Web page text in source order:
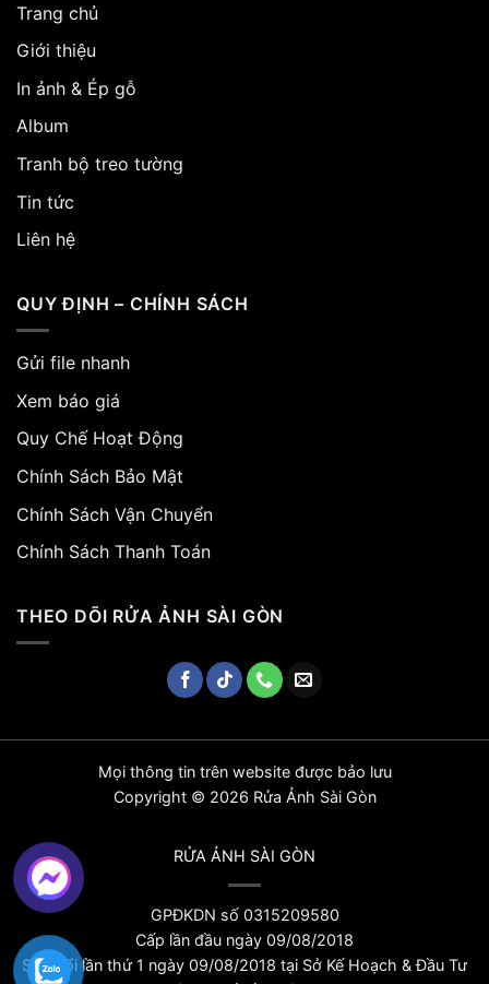
Trang chủ
Giới thiệu
In ảnh & Ép gỗ
Album
Tranh bộ treo tường
Tin tức
Liên hệ
QUY ĐỊNH – CHÍNH SÁCH
Gửi file nhanh
Xem báo giá
Quy Chế Hoạt Động
Chính Sách Bảo Mật
Chính Sách Vận Chuyển
Chính Sách Thanh Toán
THEO DÕI RỬA ẢNH SÀI GÒN
Mọi thông tin trên website được bảo lưu
Copyright © 2026 Rửa Ảnh Sài Gòn
RỬA ẢNH SÀI GÒN
GPĐKDN số 0315209580
Cấp lần đầu ngày 09/08/2018
Sửa đổi lần thứ 1 ngày 09/08/2018 tại Sở Kế Hoạch & Đầu Tư